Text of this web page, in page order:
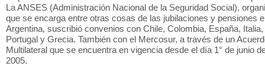
La ANSES (Administración Nacional de la Seguridad Social),
que se encarga entre otras cosas de las jubilaciones y pensiones
Argentina, suscribió convenios con Chile, Colombia, España, Italia,
Portugal y Grecia. También con el Mercosur, a través de un
Multilateral que se encuentra en vigencia desde el día 1° de junio
2005.